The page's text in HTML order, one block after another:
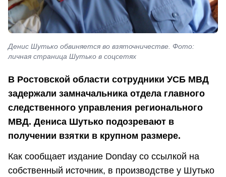
Денис Шутько обвиняется во взяточничестве. Фото:
личная страница Шутько в соцсетях
В Ростовской области сотрудники УСБ МВД
задержали замначальника отдела главного
следственного управления регионального
МВД. Дениса Шутько подозревают в
получении взятки в крупном размере.
Как сообщает издание Donday со ссылкой на
собственный источник, в производстве у Шутько